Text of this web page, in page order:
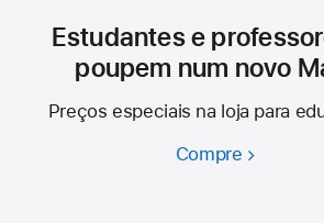
Estudantes e
poupem num novo
Preços especiais na loja para
Compre Estudantes